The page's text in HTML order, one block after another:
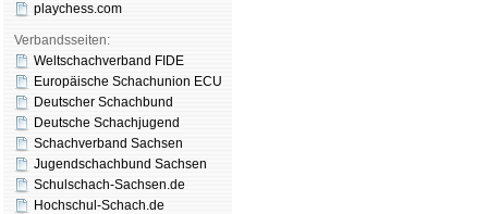
playchess.com
Verbandsseiten:
Weltschachverband FIDE
Europäische Schachunion ECU
Deutscher Schachbund
Deutsche Schachjugend
Schachverband Sachsen
Jugendschachbund Sachsen
Schulschach-Sachsen.de
Hochschul-Schach.de